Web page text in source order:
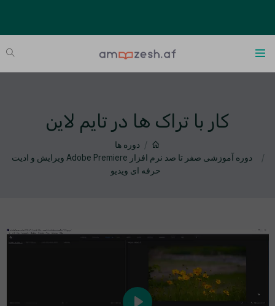
کار با تراک ها در تایم لاین
دوره ها
دوره آموزشی صفر تا صد نرم افزار Adobe Premiere ویرایش و ادیت
حرفه ای ویدیو